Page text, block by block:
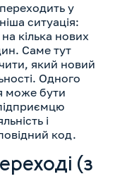
у
ситуація:
кілька нових
Саме тут
який новий
Одного
може бути
і
код.
(з